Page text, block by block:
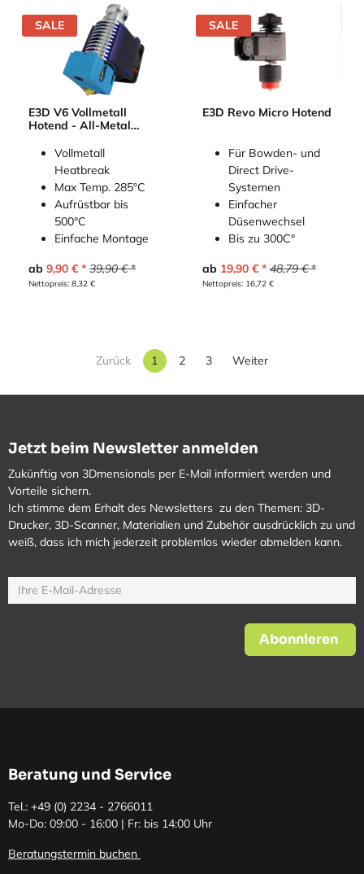
SALE
E3D V6 Vollmetall
Hotend - All-Metal
Vollmetall
Heatbreak
Max Temp. 285ºC
Aufrüstbar bis
500°C
Einfache Montage
ab 9,90 € 39,90€
Nettopreis: 8,32 €
SALE
E3D Revo Micro Hotend
Für Bowden- und
Direct Drive-
Systemen
Einfacher
Düsenwechsel
Bis zu 300C°
ab 19,90€ 48,79€
Nettopreis: 16,72€
Zurück 1 2 3 Weiter
Jetzt beim Newsletter anmelden
Zukünftig von 3Dmensionals per E-Mail informiert werden und
Vorteile sichern.
Ich stimme dem Erhalt des Newsletters zu den Themen: 3D-
Drucker, 3D-Scanner, Materialien und Zubehör ausdrücklich zu und
weiß, dass ich mich jederzeit problemlos wieder abmelden kann.
Abonnieren
Beratung und Service
Tel.: +49 (0) 2234 - 2766011
Mo-Do: 09:00 - 16:00 | Fr: bis 14:00 Uhr
Beratungstermin buchen